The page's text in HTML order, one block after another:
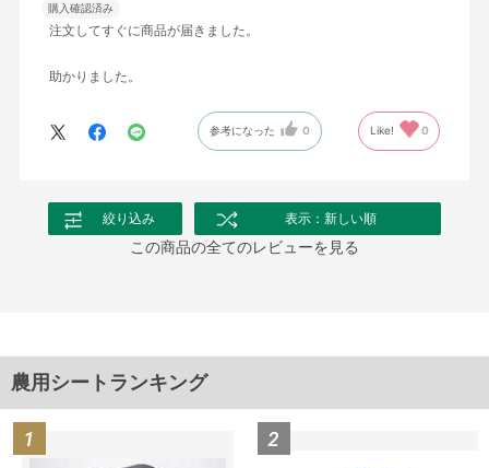
購入確認済み
注文してすぐに商品が届きました。
助かりました。
参考になった 0 Like! 0
絞り込み 表示：新しい順
この商品の全てのレビューを見る
農用シートランキング